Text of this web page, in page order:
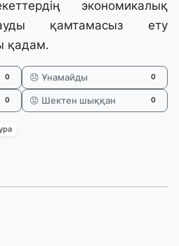
экономикалық
қамтамасыз ету
қадам.
0 😞 Ұнамайды 0
0 😡 Шектен шыққан 0